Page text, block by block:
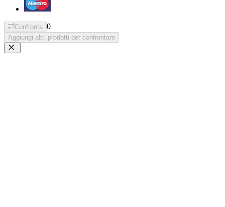
Confronta 0
Aggiungi altri prodotti per confrontare